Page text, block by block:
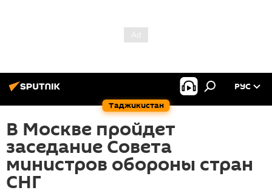
Таджикистан
РУС
В Москве пройдет
заседание Совета
министров обороны стран
СНГ